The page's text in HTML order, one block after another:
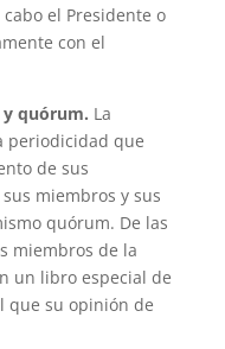
el Presidente o
con el
y quórum. La
periodicidad que
de sus
miembros y sus
quórum. De las
miembros de la
un libro especial de
que su opinión de